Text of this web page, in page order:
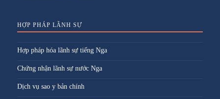
HỢP PHÁP LÃNH SỰ
Hợp pháp hóa lãnh sự tiếng Nga
Chứng nhận lãnh sự nước Nga
Dịch vụ sao y bản chính